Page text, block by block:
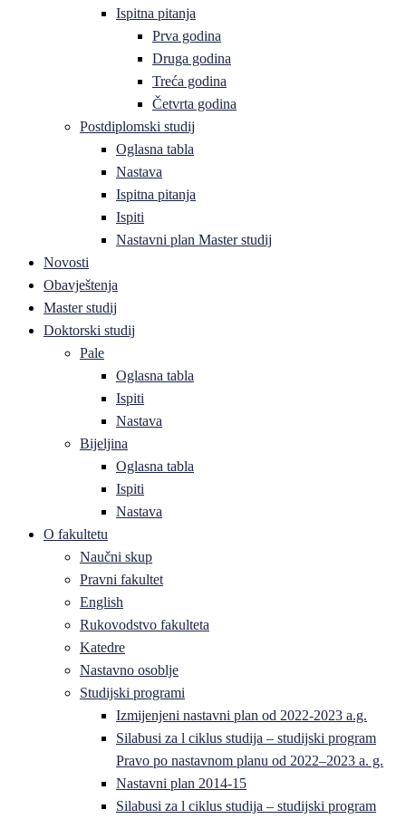
Ispitna pitanja
Prva godina
Druga godina
Treća godina
Četvrta godina
Postdiplomski studij
Oglasna tabla
Nastava
Ispitna pitanja
Ispiti
Nastavni plan Master studij
Novosti
Obavještenja
Master studij
Doktorski studij
Pale
Oglasna tabla
Ispiti
Nastava
Bijeljina
Oglasna tabla
Ispiti
Nastava
O fakultetu
Naučni skup
Pravni fakultet
English
Rukovodstvo fakulteta
Katedre
Nastavno osoblje
Studijski programi
Izmijenjeni nastavni plan od 2022-2023 a.g.
Silabusi za l ciklus studija – studijski program
Pravo po nastavnom planu od 2022–2023 a. g.
Nastavni plan 2014-15
Silabusi za l ciklus studija – studijski program